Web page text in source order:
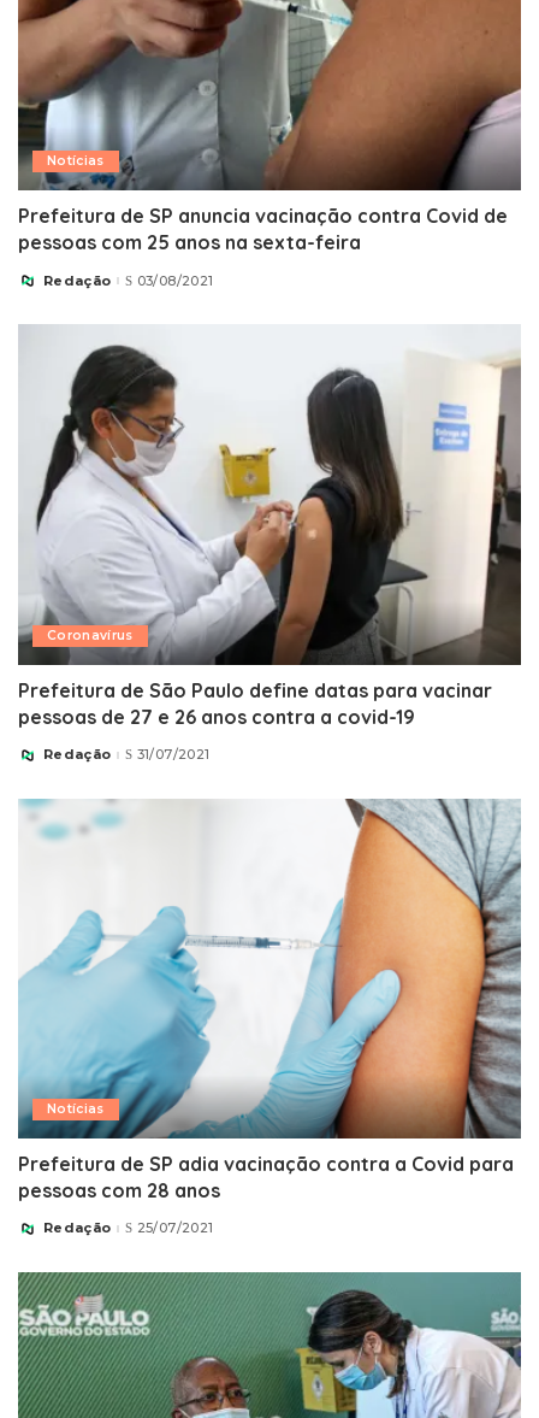
Notícias
Prefeitura de SP anuncia vacinação contra Covid de
pessoas com 25 anos na sexta-feira
Posted
Redação 03/08/2021
Coronavírus
Prefeitura de São Paulo define datas para vacinar
pessoas de 27 e 26 anos contra a covid-19
Posted
Redação 31/07/2021
Notícias
Prefeitura de SP adia vacinação contra a Covid para
pessoas com 28 anos
Posted
Redação 25/07/2021